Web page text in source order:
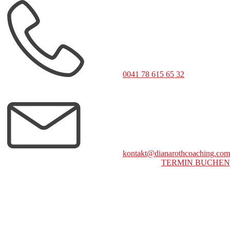
0041 78 615 65 32
kontakt@dianarothcoaching.com
TERMIN BUCHEN